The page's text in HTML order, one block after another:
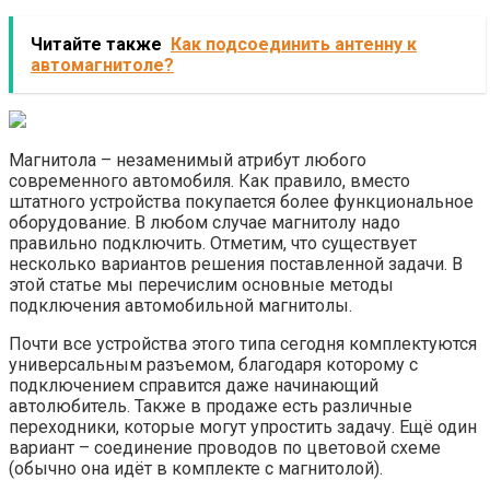
Читайте также Как подсоединить антенну к
автомагнитоле?
Магнитола – незаменимый атрибут любого
современного автомобиля. Как правило, вместо
штатного устройства покупается более функциональное
оборудование. В любом случае магнитолу надо
правильно подключить. Отметим, что существует
несколько вариантов решения поставленной задачи. В
этой статье мы перечислим основные методы
подключения автомобильной магнитолы.
Почти все устройства этого типа сегодня комплектуются
универсальным разъемом, благодаря которому с
подключением справится даже начинающий
автолюбитель. Также в продаже есть различные
переходники, которые могут упростить задачу. Ещё один
вариант – соединение проводов по цветовой схеме
(обычно она идёт в комплекте с магнитолой).